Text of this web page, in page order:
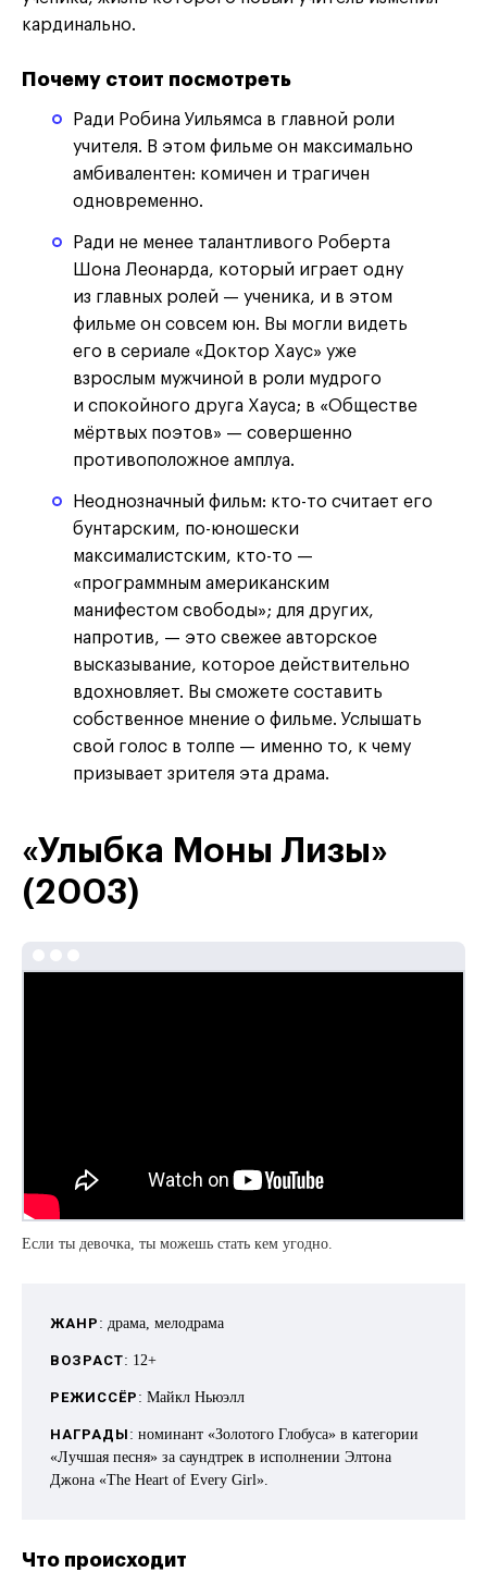
кардинально.
Почему стоит посмотреть
Ради Робина Уильямса в главной роли
учителя. В этом фильме он максимально
амбивалентен: комичен и трагичен
одновременно.
Ради не менее талантливого Роберта
Шона Леонарда, который играет одну
из главных ролей — ученика, и в этом
фильме он совсем юн. Вы могли видеть
его в сериале «Доктор Хаус» уже
взрослым мужчиной в роли мудрого
и спокойного друга Хауса; в «Обществе
мёртвых поэтов» — совершенно
противоположное амплуа.
Неоднозначный фильм: кто-то считает его
бунтарским, по-юношески
максималистским, кто-то —
«программным американским
манифестом свободы»; для других,
напротив, — это свежее авторское
высказывание, которое действительно
вдохновляет. Вы сможете составить
собственное мнение о фильме. Услышать
свой голос в толпе — именно то, к чему
призывает зрителя эта драма.
«Улыбка Моны Лизы»
(2003)
Если ты девочка, ты можешь стать кем угодно.
ЖАНР : драма, мелодрама
ВОЗРАСТ: 12+
РЕЖИССЁР : Майкл Ньюэлл
НАГРАДЫ : номинант «Золотого Глобуса» в категории
«Лучшая песня» за саундтрек в исполнении Элтона
Джона «The Heart of Every Girl».
Что происходит